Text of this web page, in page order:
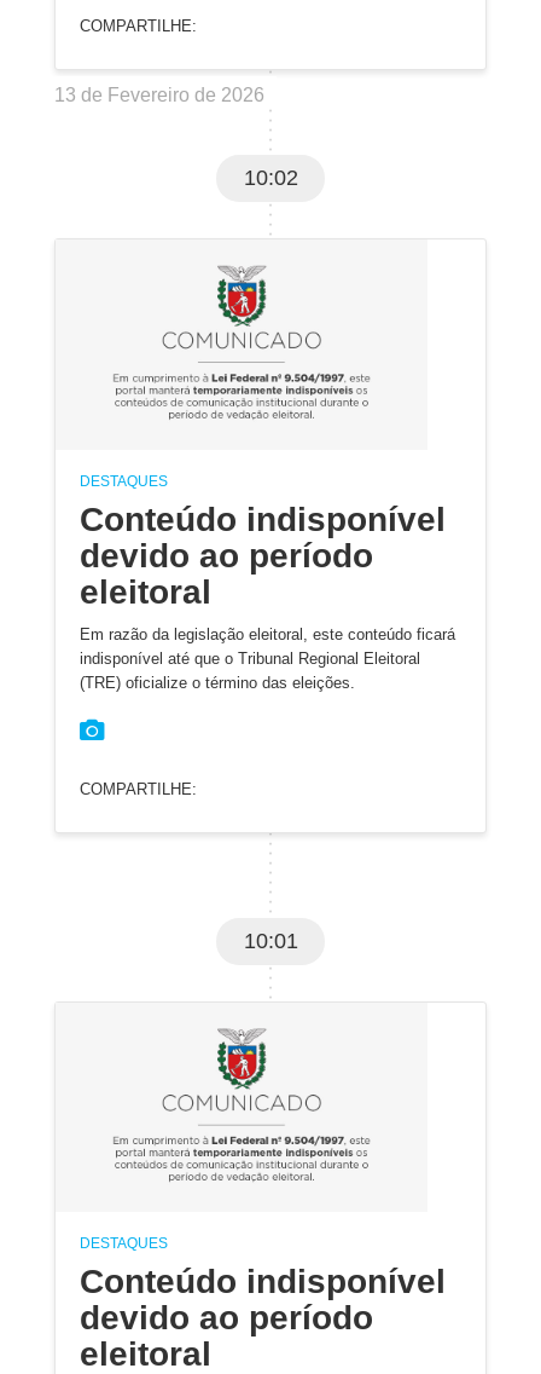
COMPARTILHE:
13 de Fevereiro de 2026
10:02
DESTAQUES
Conteúdo indisponível
devido ao período
eleitoral
Em razão da legislação eleitoral, este conteúdo ficará
indisponível até que o Tribunal Regional Eleitoral
(TRE) oficialize o término das eleições.
COMPARTILHE:
10:01
DESTAQUES
Conteúdo indisponível
devido ao período
eleitoral